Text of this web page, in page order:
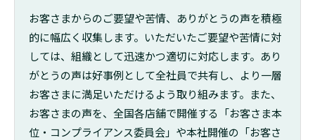
お客さまからのご要望や苦情、ありがとうの声を積極
的に幅広く収集します。 いただいたご要望や苦情に対
しては、組織として迅速かつ適切に対応します。 あり
がとうの声は好事例として全社員で共有し、より一層
お客さまに満足いただけるよう取り組みます。 また、
お客さまの声を、全国各店舗で開催する「お客さま本
位・コンプライアンス委員会」や本社開催の「お客さ